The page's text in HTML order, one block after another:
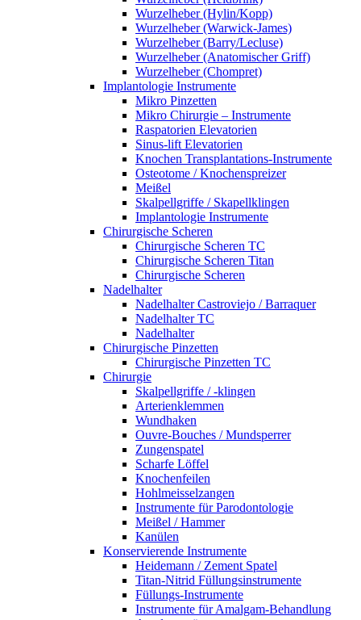
Wurzelheber (Hylin/Kopp)
Wurzelheber (Warwick-James)
Wurzelheber (Barry/Lecluse)
Wurzelheber (Anatomischer Griff)
Wurzelheber (Chompret)
Implantologie Instrumente
Mikro Pinzetten
Mikro Chirurgie – Instrumente
Raspatorien Elevatorien
Sinus-lift Elevatorien
Knochen Transplantations-Instrumente
Osteotome / Knochenspreizer
Meißel
Skalpellgriffe / Skapellklingen
Implantologie Instrumente
Chirurgische Scheren
Chirurgische Scheren TC
Chirurgische Scheren Titan
Chirurgische Scheren
Nadelhalter
Nadelhalter Castroviejo / Barraquer
Nadelhalter TC
Nadelhalter
Chirurgische Pinzetten
Chirurgische Pinzetten TC
Chirurgie
Skalpellgriffe / -klingen
Arterienklemmen
Wundhaken
Ouvre-Bouches / Mundsperrer
Zungenspatel
Scharfe Löffel
Knochenfeilen
Hohlmeisselzangen
Instrumente für Parodontologie
Meißel / Hammer
Kanülen
Konservierende Instrumente
Heidemann / Zement Spatel
Titan-Nitrid Füllungsinstrumente
Füllungs-Instrumente
Instrumente für Amalgam-Behandlung